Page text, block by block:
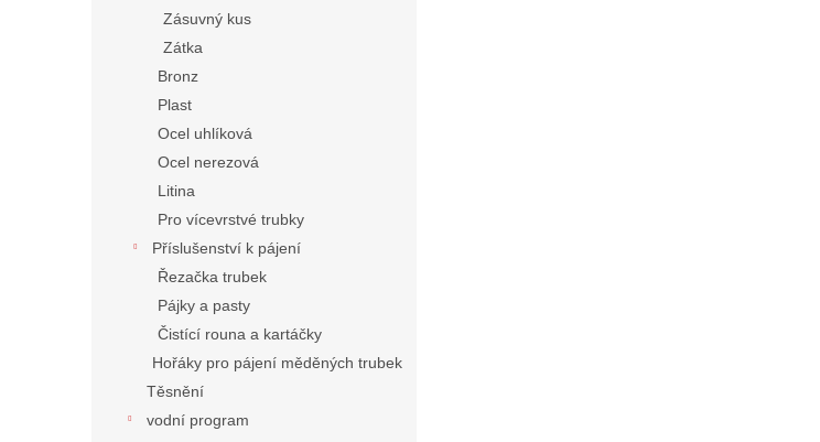
Zásuvný kus
Zátka
Bronz
Plast
Ocel uhlíková
Ocel nerezová
Litina
Pro vícevrstvé trubky
Příslušenství k pájení
Řezačka trubek
Pájky a pasty
Čistící rouna a kartáčky
Hořáky pro pájení měděných trubek
Těsnění
vodní program